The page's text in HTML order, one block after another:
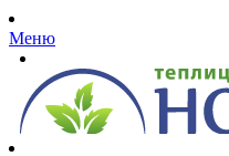
Меню